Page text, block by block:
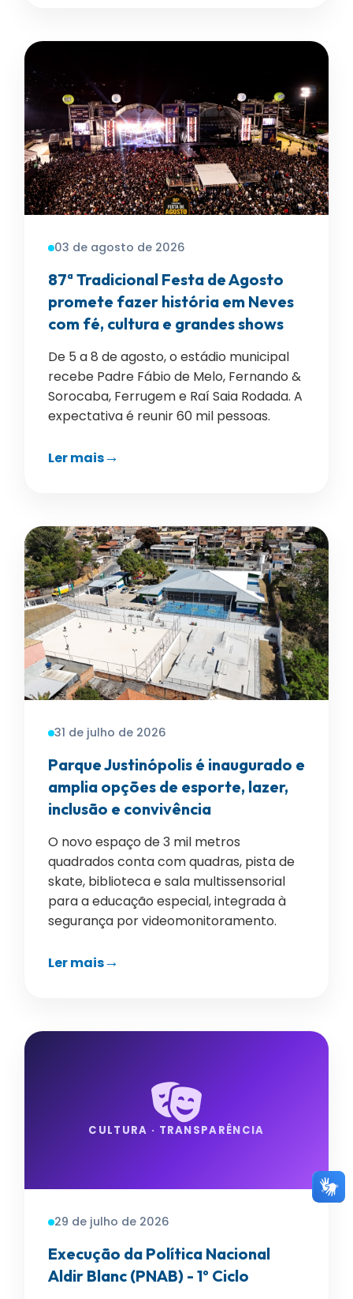
03 de agosto de 2026
87ª Tradicional Festa de Agosto
promete fazer história em Neves
com fé, cultura e grandes shows
De 5 a 8 de agosto, o estádio municipal
recebe Padre Fábio de Melo, Fernando &
Sorocaba, Ferrugem e Raí Saia Rodada. A
expectativa é reunir 60 mil pessoas.
Ler mais
31 de julho de 2026
Parque Justinópolis é inaugurado e
amplia opções de esporte, lazer,
inclusão e convivência
O novo espaço de 3 mil metros
quadrados conta com quadras, pista de
skate, biblioteca e sala multissensorial
para a educação especial, integrada à
segurança por videomonitoramento.
Ler mais
CULTURA · TRANSPARÊNCIA
29 de julho de 2026
Execução da Política Nacional
Aldir Blanc (PNAB) - 1º Ciclo